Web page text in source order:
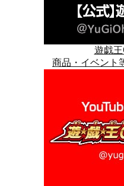
遊戯
商品・イベント